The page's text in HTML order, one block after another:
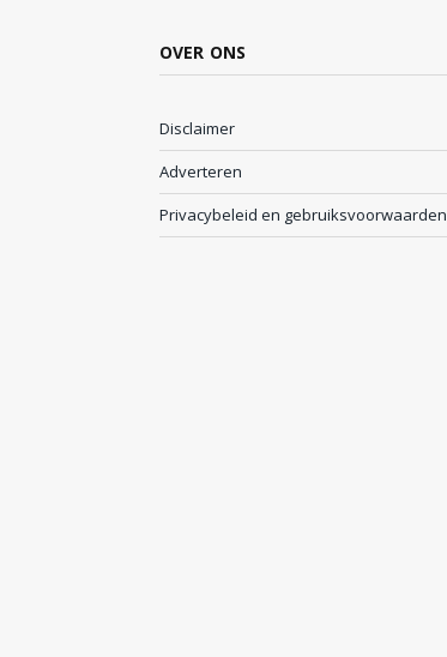
OVER ONS
Disclaimer
Adverteren
Privacybeleid en gebruiksvoorwaarden